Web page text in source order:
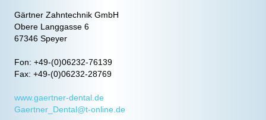
Gärtner Zahntechnik GmbH
Obere Langgasse 6
67346 Speyer
Fon: +49-(0)06232-76139
Fax: +49-(0)06232-28769
www.gaertner-dental.de
Gaertner_Dental@t-online.de